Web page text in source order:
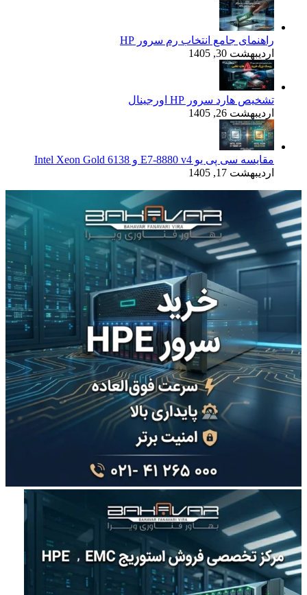
راهنمای جامع انتخاب رم سرور HP
اردیبهشت 30, 1405
تشخیص هارد سرور HP اورجینال
اردیبهشت 26, 1405
مقایسه سی پی یو E7-8880 v4 و Intel Xeon Gold 6138
اردیبهشت 17, 1405